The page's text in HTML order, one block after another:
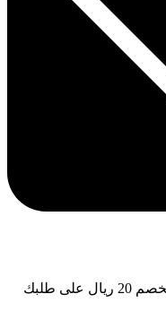
خصم 20 ريال على طلبك